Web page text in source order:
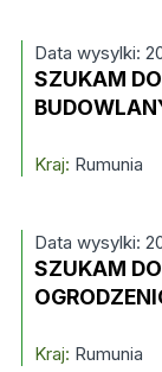
Data wysylki:
SZUKAM
Kraj: Rumunia
Data wysylki:
SZUKAM
Kraj: Rumunia